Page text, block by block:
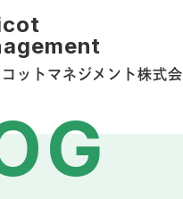
ットマネジメント株式会